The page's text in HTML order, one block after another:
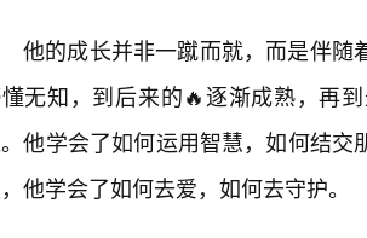
他的成长并非一蹴而就，而是伴随
无知，到后来的🔥逐渐成熟，再
他学会了如何运用智慧，如何结
他学会了如何去爱，如何去守护。